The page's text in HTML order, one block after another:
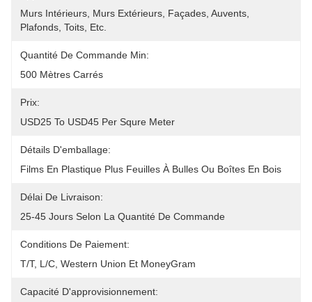
Murs Intérieurs, Murs Extérieurs, Façades, Auvents,
Plafonds, Toits, Etc.
Quantité De Commande Min:
500 Mètres Carrés
Prix:
USD25 To USD45 Per Squre Meter
Détails D'emballage:
Films En Plastique Plus Feuilles À Bulles Ou Boîtes En Bois
Délai De Livraison:
25-45 Jours Selon La Quantité De Commande
Conditions De Paiement:
T/T, L/C, Western Union Et MoneyGram
Capacité D'approvisionnement: